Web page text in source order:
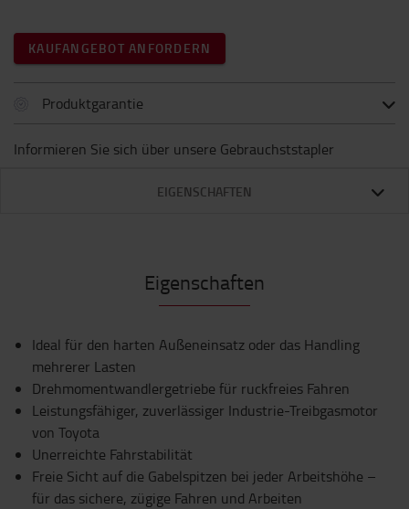
KAUFANGEBOT ANFORDERN
Produktgarantie
Informieren Sie sich über unsere Gebrauchststapler
EIGENSCHAFTEN
Eigenschaften
Ideal für den harten Außeneinsatz oder das Handling
mehrerer Lasten
Drehmomentwandlergetriebe für ruckfreies Fahren
Leistungsfähiger, zuverlässiger Industrie-Treibgasmotor
von Toyota
Unerreichte Fahrstabilität
Freie Sicht auf die Gabelspitzen bei jeder Arbeitshöhe –
für das sichere, zügige Fahren und Arbeiten